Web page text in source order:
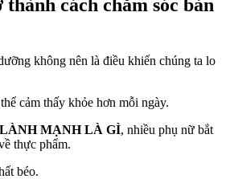
cách chăm sóc bản
không nên là điều khiến chúng ta lo
cảm thấy khỏe hơn mỗi ngày.
MẠNH LÀ GÌ, nhiều phụ nữ bắt
thực phẩm.
béo.